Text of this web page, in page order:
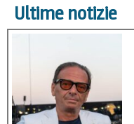
Ultime notizie